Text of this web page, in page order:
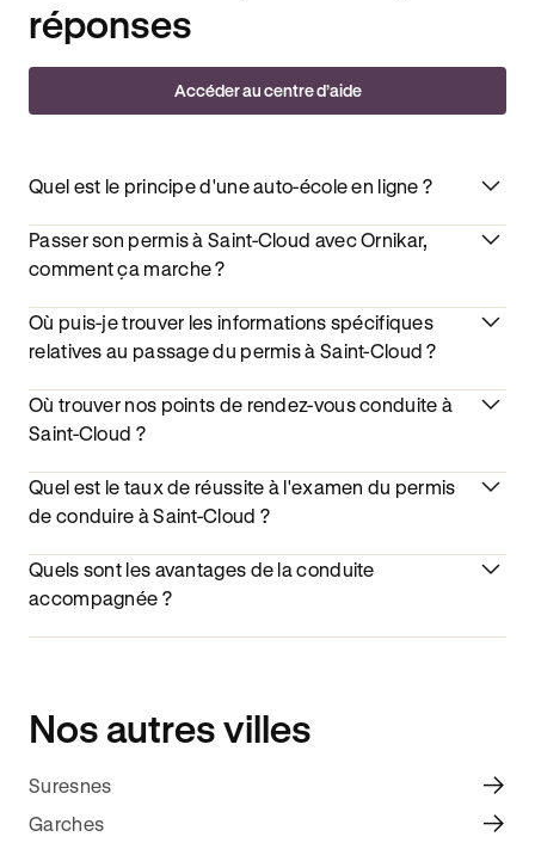
réponses
Accéder au centre d’aide
Quel est le principe d'une auto-école en ligne ?
Passer son permis à Saint-Cloud avec Ornikar,
comment ça marche ?
Où puis-je trouver les informations spécifiques
relatives au passage du permis à Saint-Cloud ?
Où trouver nos points de rendez-vous conduite à
Saint-Cloud ?
Quel est le taux de réussite à l'examen du permis
de conduire à Saint-Cloud ?
Quels sont les avantages de la conduite
accompagnée ?
Nos autres villes
Suresnes
Garches